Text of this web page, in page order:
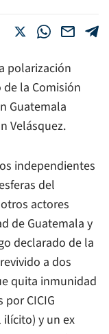
polarización
la Comisión
Guatemala
Velásquez.
independientes
del
actores
de Guatemala y
declarado de la
a dos
quita inmunidad
CICIG
y un ex